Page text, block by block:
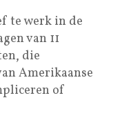
te werk in de
van 11
die
Amerikaanse
of